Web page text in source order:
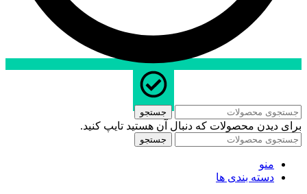
جستجو
برای دیدن محصولات که دنبال آن هستید تایپ کنید.
جستجو
منو
دسته بندی ها